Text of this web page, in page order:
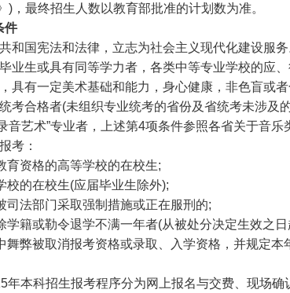
)，最终招生人数以教育部批准的计划数为准。
件
国宪法和法律，立志为社会主义现代化建设服务
生或具有同等学力者，各类中等专业学校的应、
有一定美术基础和能力，身心健康，非色盲或者
合格者(未组织专业统考的省份及省统考未涉及的
艺术”专业者，上述第4项条件参照各省关于音乐
考：
资格的高等学校的在校生;
的在校生(应届毕业生除外);
法部门采取强制措施或正在服刑的;
籍或勒令退学不满一年者(从被处分决定生效之日
被取消报考资格或录取、入学资格，并规定本
科招生报考程序分为网上报名与交费、现场确